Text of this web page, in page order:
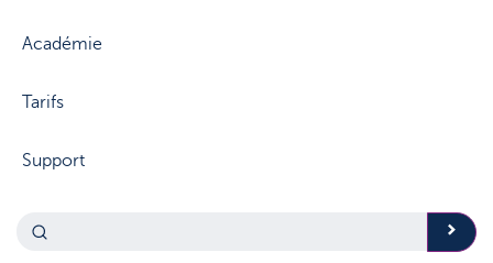
Académie
Tarifs
Support